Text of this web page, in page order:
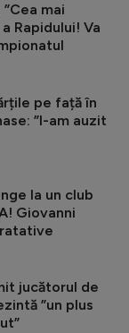
mai
Rapidului! Va
pe față în
”I-am auzit
la un club
Giovanni
jucătorul de
”un plus